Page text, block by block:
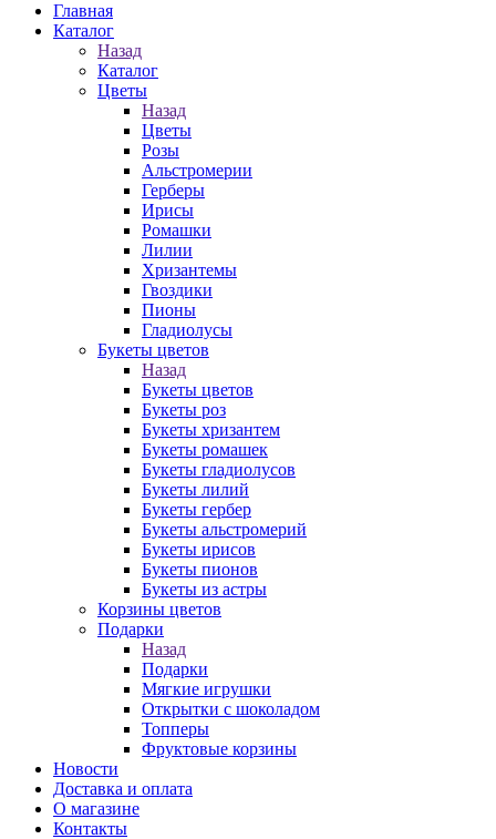
Главная
Каталог
Назад
Каталог
Цветы
Назад
Цветы
Розы
Альстромерии
Герберы
Ирисы
Ромашки
Лилии
Хризантемы
Гвоздики
Пионы
Гладиолусы
Букеты цветов
Назад
Букеты цветов
Букеты роз
Букеты хризантем
Букеты ромашек
Букеты гладиолусов
Букеты лилий
Букеты гербер
Букеты альстромерий
Букеты ирисов
Букеты пионов
Букеты из астры
Корзины цветов
Подарки
Назад
Подарки
Мягкие игрушки
Открытки с шоколадом
Топперы
Фруктовые корзины
Новости
Доставка и оплата
О магазине
Контакты